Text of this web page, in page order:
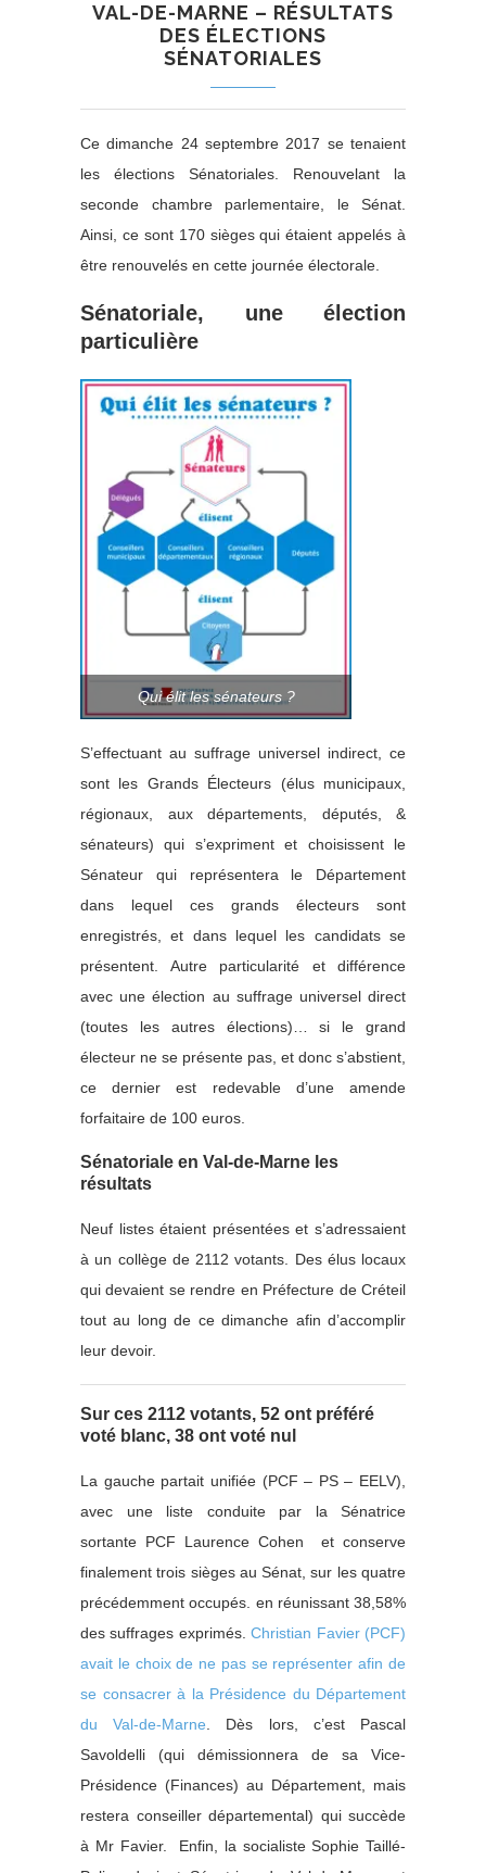
VAL-DE-MARNE – RÉSULTATS
DES ÉLECTIONS
SÉNATORIALES
Ce dimanche 24 septembre 2017 se tenaient
les élections Sénatoriales. Renouvelant la
seconde chambre parlementaire, le Sénat.
Ainsi, ce sont 170 sièges qui étaient appelés à
être renouvelés en cette journée électorale.
Sénatoriale, une élection
particulière
Qui élit les sénateurs ?
S’effectuant au suffrage universel indirect, ce
sont les Grands Électeurs (élus municipaux,
régionaux, aux départements, députés, &
sénateurs) qui s’expriment et choisissent le
Sénateur qui représentera le Département
dans lequel ces grands électeurs sont
enregistrés, et dans lequel les candidats se
présentent. Autre particularité et différence
avec une élection au suffrage universel direct
(toutes les autres élections)… si le grand
électeur ne se présente pas, et donc s’abstient,
ce dernier est redevable d’une amende
forfaitaire de 100 euros.
Sénatoriale en Val-de-Marne les
résultats
Neuf listes étaient présentées et s’adressaient
à un collège de 2112 votants. Des élus locaux
qui devaient se rendre en Préfecture de Créteil
tout au long de ce dimanche afin d’accomplir
leur devoir.
Sur ces 2112 votants, 52 ont préféré
voté blanc, 38 ont voté nul
La gauche partait unifiée (PCF – PS – EELV),
avec une liste conduite par la Sénatrice
sortante PCF Laurence Cohen et conserve
finalement trois sièges au Sénat, sur les quatre
précédemment occupés. en réunissant 38,58%
des suffrages exprimés.Christian Favier (PCF)
avait le choix de ne pas se représenter afin de
se consacrer à la Présidence du Département
du Val-de-Marne . Dès lors, c’est Pascal
Savoldelli (qui démissionnera de sa Vice-
Présidence (Finances) au Département, mais
restera conseiller départemental) qui succède
à Mr Favier. Enfin, la socialiste Sophie Taillé-